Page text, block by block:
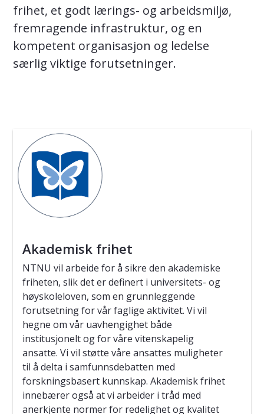
frihet, et godt lærings- og arbeidsmiljø,
fremragende infrastruktur, og en
kompetent organisasjon og ledelse
særlig viktige forutsetninger.
Akademisk frihet
NTNU vil arbeide for å sikre den akademiske
friheten, slik det er definert i universitets- og
høyskoleloven, som en grunnleggende
forutsetning for vår faglige aktivitet. Vi vil
hegne om vår uavhengighet både
institusjonelt og for våre vitenskapelig
ansatte. Vi vil støtte våre ansattes muligheter
til å delta i samfunnsdebatten med
forskningsbasert kunnskap. Akademisk frihet
innebærer også at vi arbeider i tråd med
anerkjente normer for redelighet og kvalitet